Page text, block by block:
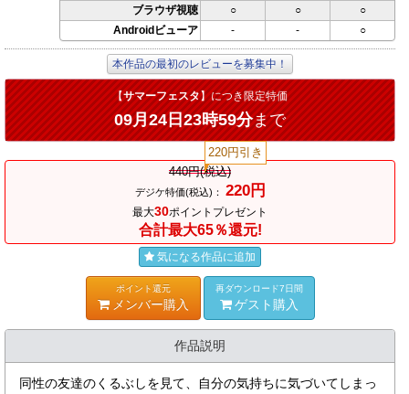
ブラウザ視聴
○ ○
○
Androidビューア
- - ○
本作品の最初のレビューを募集中！
【サマーフェスタ】につき限定特価
09月24日23時59分まで
440円(税込)
220円引き
デジケ特価(税込)： 220円
最大30ポイントプレゼント
合計最大65％還元!
気になる作品に追加
ポイント還元
メンバー購入
再ダウンロード7日間
ゲスト購入
作品説明
同性の友達のくるぶしを見て、自分の気持ちに気づいてしまっ